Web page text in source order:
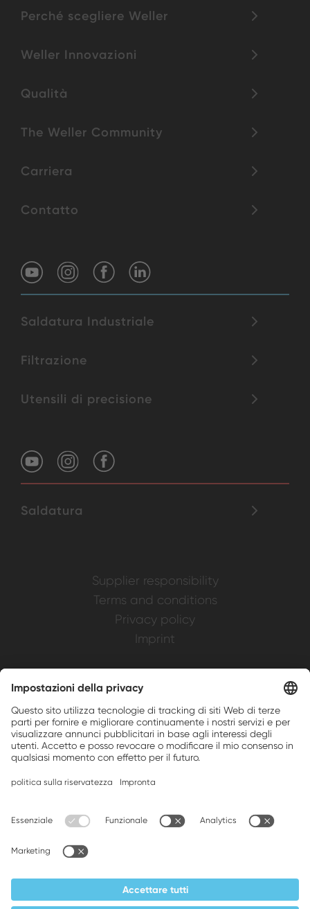
Perché scegliere Weller
Weller Innovazioni
Qualità
The Weller Community
Carriera
Contatto
Saldatura Industriale
Filtrazione
Utensili di precisione
Saldatura
Supplier responsibility
Terms and conditions
Privacy policy
Imprint
Brands, Inc.
Companion brands: